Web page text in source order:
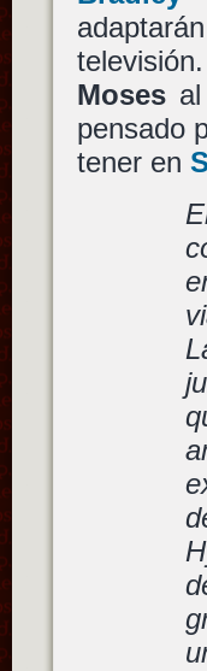
Mosesal
pensado
tener en